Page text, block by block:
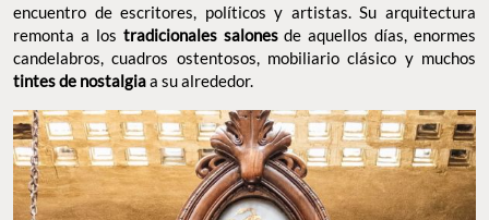
encuentro de escritores, políticos y artistas. Su arquitectura
remonta a los tradicionales salonesde aquellos días, enormes
candelabros, cuadros ostentosos, mobiliario clásico y muchos
tintes de nostalgiaa su alrededor.